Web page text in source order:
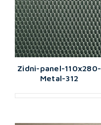
Zidni-panel-110x280-
Metal-312